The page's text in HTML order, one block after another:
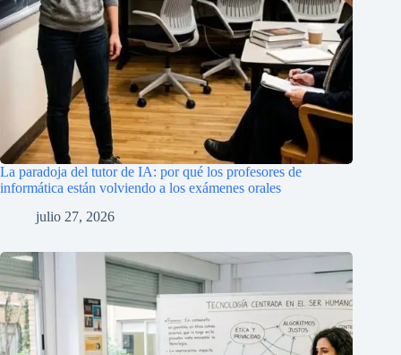
La paradoja del tutor de IA: por qué los profesores de
informática están volviendo a los exámenes orales
julio 27, 2026